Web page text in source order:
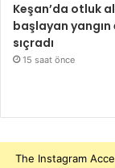
Keşan’da otluk
başlayan yangın
sıçradı
15 saat önce
The Instagram